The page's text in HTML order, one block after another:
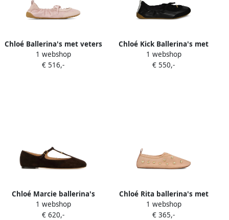
Chloé Ballerina's met veters
Roze
1 webshop
€ 516,-
Chloé Kick Ballerina's met
suède vlakken en veters
Zwart
1 webshop
€ 550,-
Chloé Marcie ballerina's
Bruin
1 webshop
€ 620,-
Chloé Rita ballerina's met
studs Beige
1 webshop
€ 365,-